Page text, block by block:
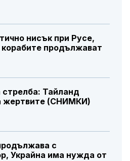
нисък при Русе,
корабите продължават
Тайланд
жертвите (СНИМКИ)
с
Украйна има нужда от